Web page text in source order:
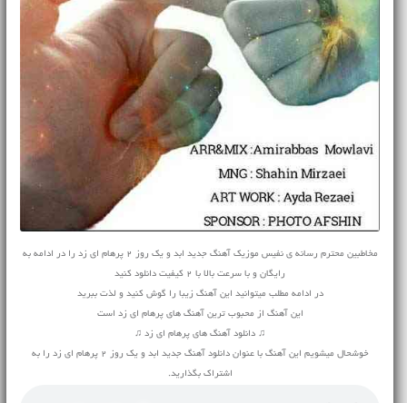
مخاطبین محترم رسانه ی نفیس موزیک آهنگ جدید ابد و یک روز ۲ پرهام ای زد را در ادامه به
رایگان و با سرعت بالا با 2 کیفیت دانلود کنید
در ادامه مطلب میتوانید این آهنگ زیبا را گوش کنید و لذت ببرید
این آهنگ از محبوب ترین آهنگ های پرهام ای زد است
♫ دانلود آهنگ های پرهام ای زد ♫
خوشحال میشویم این آهنگ با عنوان دانلود آهنگ جدید ابد و یک روز ۲ پرهام ای زد را به
اشتراک بگذارید.